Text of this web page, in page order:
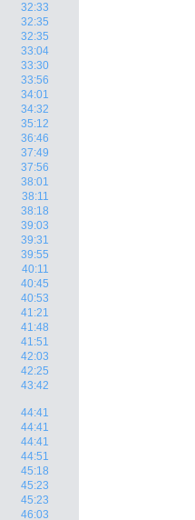
32:33
32:35
32:35
33:04
33:30
33:56
34:01
34:32
35:12
36:46
37:49
37:56
38:01
38:11
38:18
39:03
39:31
39:55
40:11
40:45
40:53
41:21
41:48
41:51
42:03
42:25
43:42
44:41
44:41
44:41
44:51
45:18
45:23
45:23
46:03